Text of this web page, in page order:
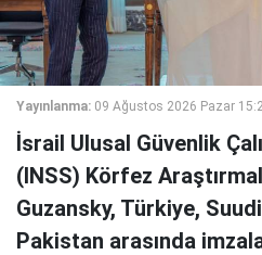
Yayınlanma: 09 Ağustos 2026 Pazar
İsrail Ulusal Güvenlik
(INSS) Körfez
Guzansky, Türkiye,
Pakistan arasında